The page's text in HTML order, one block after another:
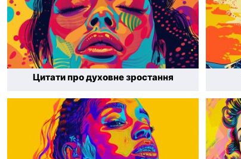
Цитати про духовне зростання